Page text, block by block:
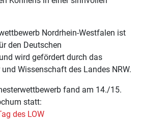
Nordrhein-Westfalen ist
den Deutschen
wird gefördert durch das
Wissenschaft des Landes NRW.
fand am 14./15.
statt:
des LOW